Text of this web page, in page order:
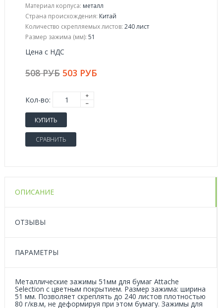
Материал корпуса: металл
Страна происхождения: Китай
Количество скрепляемых листов: 240 лист
Размер зажима (мм): 51
Цена с НДС
508 РУБ 503 РУБ
Кол-во:
КУПИТЬ
СРАВНИТЬ
ОПИСАНИЕ
ОТЗЫВЫ
ПАРАМЕТРЫ
Металлические зажимы 51мм для бумаг Attache
Selection с цветным покрытием. Размер зажима: ширина
51 мм. Позволяет скреплять до 240 листов плотностью
80 г/кв.м, не деформируя при этом бумагу. Зажимы для